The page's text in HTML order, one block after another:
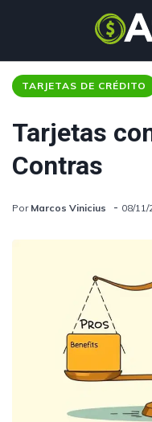
TARJETAS DE CRÉDITO
Tarjetas
Contras
Por Marcos Vinicius 08/11/